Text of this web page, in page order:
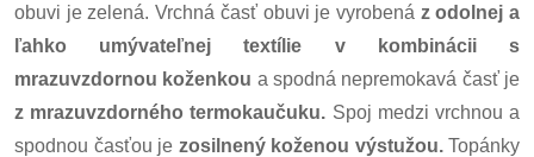
obuvi je zelená. Vrchná časť obuvi je vyrobená z odolnej a
ľahko umývateľnej textílie v kombinácii s
mrazuvzdornou koženkou a spodná nepremokavá časť je
z mrazuvzdorného termokaučuku. Spoj medzi vrchnou a
spodnou časťou je zosilnený koženou výstužou.Topánky